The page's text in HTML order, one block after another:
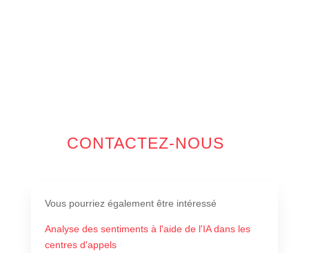
CONTACTEZ-NOUS
Vous pourriez également être intéressé
Analyse des sentiments à l'aide de l'IA dans les
centres d'appels